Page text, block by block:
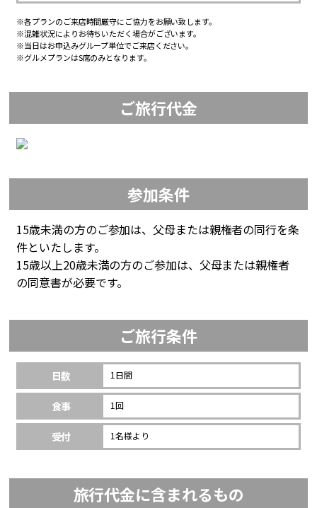
※各プランのご来店時間厳守にご協力をお願い致します。
※混雑状況によりお待ちいただく場合がございます。
※当日はお申込みグループ単位でご来店ください。
※グルメプランはS席のみとなります。
ご旅行代金
参加条件
15歳未満の方のご参加は、父母または親権者の同行を条
件といたします。
15歳以上20歳未満の方のご参加は、父母または親権者
の同意書が必要です。
ご旅行条件
日数 1日間
食事 1回
受付 1名様より
旅行代金に含まれるもの